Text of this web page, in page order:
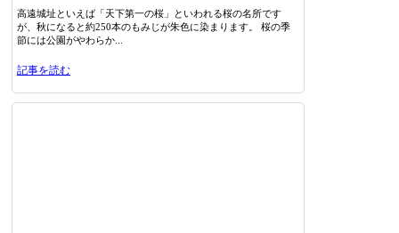
高遠城址といえば「天下第一の桜」といわれる桜の名所です
が、秋になると約250本のもみじが朱色に染まります。 桜の季
節には公園がやわらか...
記事を読む